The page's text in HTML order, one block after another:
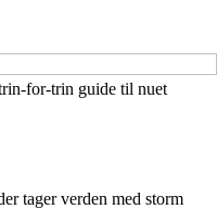
for-trin guide til nuet
tager verden med storm